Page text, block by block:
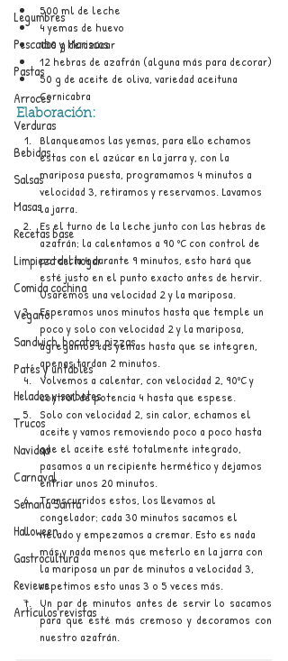
Legumbres
Pescados y Mariscos
Pastas
Arroces
Verduras
Bebidas
Salsas
Masas
Recetas base
Limpieza del hogar
Comida cochina
Vegano
Sandwich, bocatas, pizzas...
Patés y untables
Helados y sorbetes
Trucos
Navidad
Carnaval
Semana Santa
Halloween
Gastrocultura
Reviews
Artículos revistas
500 ml de leche
4 yemas de huevo
150 g de azúcar
12 hebras de azafrán (alguna más para decorar)
50 g de aceite de oliva, variedad aceituna
Cornicabra
Elaboración:
Blanqueamos las yemas, para ello echamos
estas con el azúcar en la jarra y, con la
mariposa puesta, programamos 4 minutos a
velocidad 3, retiramos y reservamos. Lavamos
la jarra.
Es el turno de la leche junto con las hebras de
azafrán; la calentamos a 90 ºC con control de
potencia 4 durante 9 minutos, esto hará que
esté justo en el punto exacto antes de hervir.
Usaremos una velocidad 2 y la mariposa.
Esperamos unos minutos hasta que temple un
poco y solo con velocidad 2 y la mariposa,
agregamos las yemas hasta que se integren,
apenas tardan 2 minutos.
Volvemos a calentar, con velocidad 2, 90ºC y
control de potencia 4 hasta que espese.
Solo con velocidad 2, sin calor, echamos el
aceite y vamos removiendo poco a poco hasta
que el aceite esté totalmente integrado,
pasamos a un recipiente hermético y dejamos
enfriar unos 20 minutos.
Transcurridos estos, los llevamos al
congelador; cada 30 minutos sacamos el
helado y empezamos a cremar. Esto es nada
más y nada menos que meterlo en la jarra con
la mariposa un par de minutos a velocidad 3,
repetimos esto unas 3 o 5 veces más.
Un par de minutos antes de servir lo sacamos
para que esté más cremoso y decoramos con
nuestro azafrán.